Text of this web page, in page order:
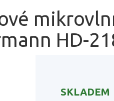
HD-
SKLADEM